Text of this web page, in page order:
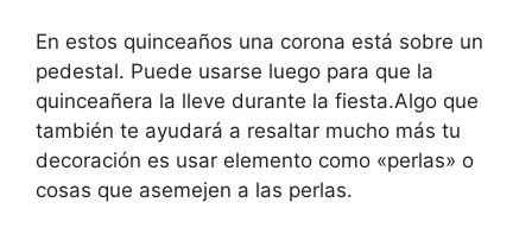
En estos quinceaños una corona está sobre un
pedestal. Puede usarse luego para que la
quinceañera la lleve durante la fiesta.Algo que
también te ayudará a resaltar mucho más tu
decoración es usar elemento como «perlas» o
cosas que asemejen a las perlas.